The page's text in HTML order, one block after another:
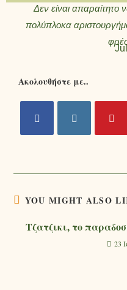
Δεν είναι απαραίτητο
πολύπλοκα
Ακολουθήστε με..
YOU MIGHT ALSO
Τζατζικι, το
23